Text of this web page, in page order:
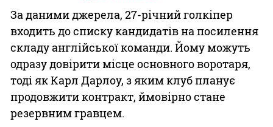
За даними джерела, 27-річний голкіпер
входить до списку кандидатів на посилення
складу англійської команди. Йому можуть
одразу довірити місце основного воротаря,
тоді як Карл Дарлоу, з яким клуб планує
продовжити контракт, ймовірно стане
резервним гравцем.